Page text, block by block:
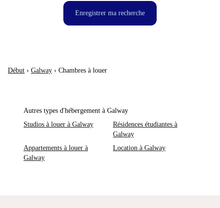
Enregistrer ma recherche
Début › Galway › Chambres à louer
Autres types d'hébergement à Galway
Studios à louer à Galway
Résidences étudiantes à
Galway
Appartements à louer à
Galway
Location à Galway